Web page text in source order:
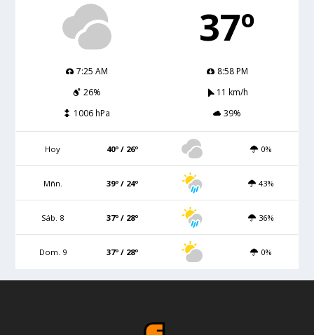
37º
7:25 AM
8:58 PM
26%
11 km/h
1006 hPa
39%
Hoy 40º / 26º 0%
Mñn. 39º / 24º 43%
Sáb. 8 37º / 28º 36%
Dom. 9 37º / 28º 0%